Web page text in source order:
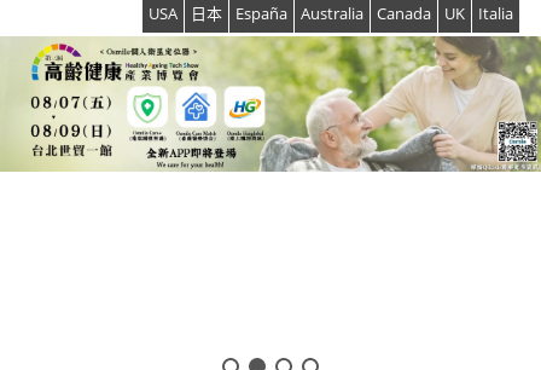
USA
日本 España Australia Canada UK Italia